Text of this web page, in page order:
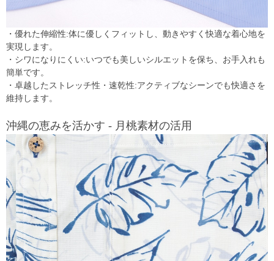
・優れた伸縮性:体に優しくフィットし、動きやすく快適な着心地を
実現します。
・シワになりにくい:いつでも美しいシルエットを保ち、お手入れも
簡単です。
・卓越したストレッチ性・速乾性:アクティブなシーンでも快適さを
維持します。
沖縄の恵みを活かす - 月桃素材の活用